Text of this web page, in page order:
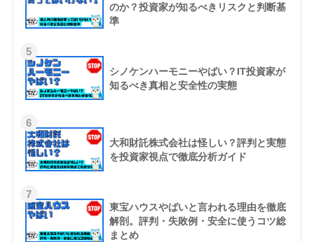
のか？投資家が知るべきリスクと判断基
準
5
シノケンハーモニーやばい？IT投資家が
知るべき真相と安全性の実態
6
大和財託株式会社は怪しい？評判と実態
を投資家視点で徹底分析ガイド
7
東宝ハウスやばいと言われる理由を徹底
解剖。評判・失敗例・安全に使うコツ総
まとめ